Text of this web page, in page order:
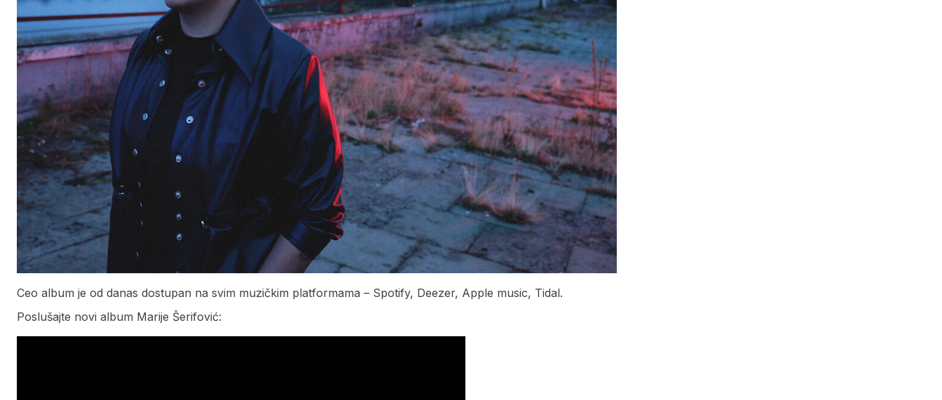
Ceo album je od danas dostupan na svim muzičkim platformama – Spotify, Deezer, Apple music, Tidal.
Poslušajte novi album Marije Šerifović: